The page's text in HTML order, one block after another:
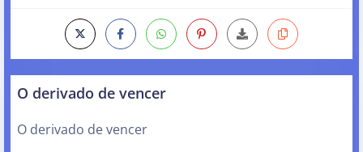
O derivado de vencer
O derivado de vencer